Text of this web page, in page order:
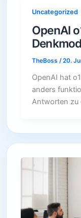
Uncategorized
OpenAI
TheBoss /20.
OpenAI hat
anders
Antworten zu